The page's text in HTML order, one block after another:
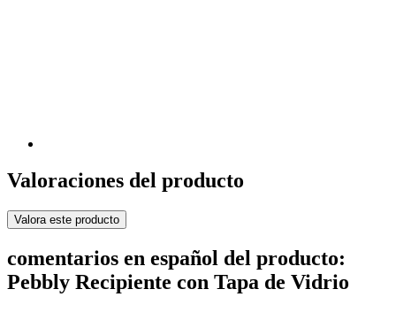
Valoraciones del producto
Valora este producto
comentarios en español del producto:
Pebbly Recipiente con Tapa de Vidrio